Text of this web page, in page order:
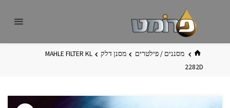
בית מסננים / פילטרים מסנן דלק
MAHLE FILTER KL
2282D